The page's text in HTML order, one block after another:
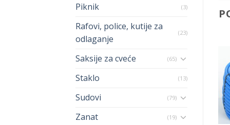
Piknik (3)
Rafovi, police, kutije za
odlaganje
(23)
Saksije za cveće (65)
Staklo (13)
Sudovi (79)
Zanat (19)